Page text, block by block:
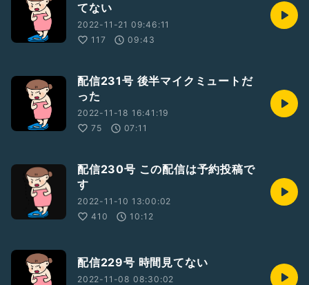
てない
2022-11-21 09:46:11
117
09:43
配信231号 後半マイクミュートだ
った
2022-11-18 16:41:19
75
07:11
配信230号 この配信は予約投稿で
す
2022-11-10 13:00:02
410
10:12
配信229号 時間見てない
2022-11-08 08:30:02